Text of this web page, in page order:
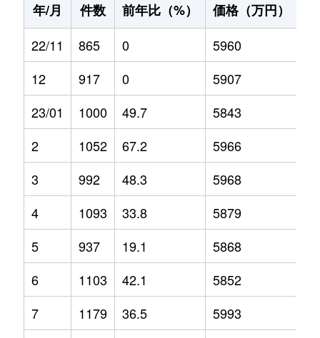
年/月
件数 前年比（%） 価格（万円）
22/11
865 0 5960
12
917 0 5907
23/01
1000 49.7 5843
2
1052 67.2 5966
3
992 48.3 5968
4
1093 33.8 5879
5
937 19.1 5868
6
1103 42.1 5852
7
1179 36.5 5993